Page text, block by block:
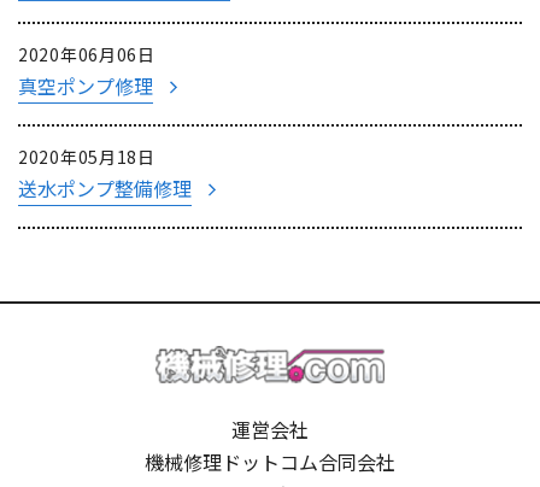
2020年06月06日
真空ポンプ修理
2020年05月18日
送水ポンプ整備修理
運営会社
機械修理ドットコム合同会社